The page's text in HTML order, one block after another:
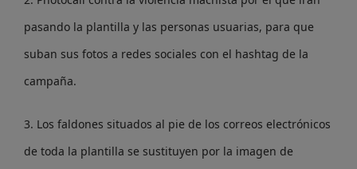
pasando la plantilla y las personas usuarias, para que
suban sus fotos a redes sociales con el hashtag de la
campaña.
3. Los faldones situados al pie de los correos electrónicos
de toda la plantilla se sustituyen por la imagen de